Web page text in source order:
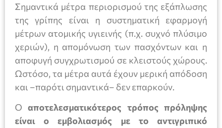
Σημαντικά μέτρα περιορισμού της εξάπλωσης
της γρίπης είναι η συστηματική εφαρμογή
μέτρων ατομικής υγιεινής (π.χ. συχνό πλύσιμο
χεριών), η απομόνωση των πασχόντων και η
αποφυγή συγχρωτισμού σε κλειστούς χώρους.
Ωστόσο, τα μέτρα αυτά έχουν μερική απόδοση
και –παρότι σημαντικά– δεν επαρκούν.
Οαποτελεσματικότερος τρόπος πρόληψης
είναι ο εμβολιασμός με το αντιγριπικό